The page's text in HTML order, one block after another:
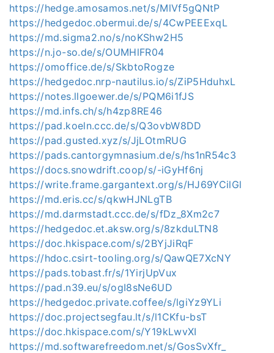
https://hedge.amosamos.net/s/MlVf5gQNtP
https://hedgedoc.obermui.de/s/4CwPEEExqL
https://md.sigma2.no/s/noKShw2H5
https://n.jo-so.de/s/OUMHlFR04
https://omoffice.de/s/SkbtoRogze
https://hedgedoc.nrp-nautilus.io/s/ZiP5HduhxL
https://notes.llgoewer.de/s/PQM6i1fJS
https://md.infs.ch/s/h4zp8RE46
https://pad.koeln.ccc.de/s/Q3ovbW8DD
https://pad.gusted.xyz/s/JjLOtmRUG
https://pads.cantorgymnasium.de/s/hs1nR54c3
https://docs.snowdrift.coop/s/-iGyHf6nj
https://write.frame.gargantext.org/s/HJ69YCilGl
https://md.eris.cc/s/qkwHJNLgTB
https://md.darmstadt.ccc.de/s/fDz_8Xm2c7
https://hedgedoc.et.aksw.org/s/8zkduLTN8
https://doc.hkispace.com/s/2BYjJiRqF
https://hdoc.csirt-tooling.org/s/QawQE7XcNY
https://pads.tobast.fr/s/1YirjUpVux
https://pad.n39.eu/s/ogI8sNe6UD
https://hedgedoc.private.coffee/s/lgiYz9YLi
https://doc.projectsegfau.lt/s/l1CKfu-bsT
https://doc.hkispace.com/s/Y19kLwvXI
https://md.softwarefreedom.net/s/GosSvXfr_